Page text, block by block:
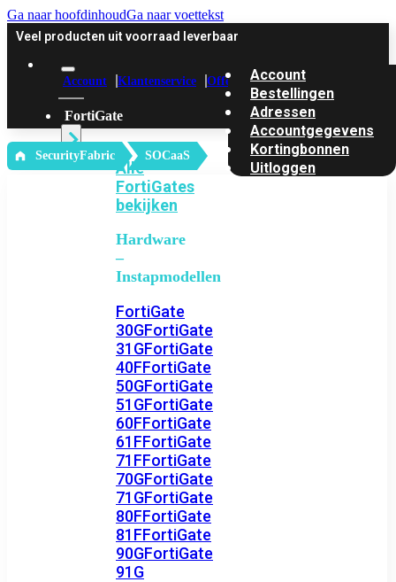
Ga naar hoofdinhoudGa naar voettekst
Veel producten uit voorraad leverbaar
Account Klantenservice Offerte
FortiGate
Alle
FortiGates
bekijken
Hardware
–
Instapmodellen
FortiGate
30GFortiGate
31GFortiGate
40FFortiGate
50GFortiGate
51GFortiGate
60FFortiGate
61FFortiGate
71FFortiGate
70GFortiGate
71GFortiGate
80FFortiGate
81FFortiGate
90GFortiGate
91G
Account
Bestellingen
Adressen
Accountgegevens
Kortingbonnen
Uitloggen
‎ SecurityFabric SOCaaS